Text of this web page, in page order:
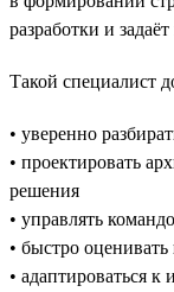
разработки и
Такой специалист
• уверенно
• проектировать
решения
• управлять
• быстро
• адаптироваться